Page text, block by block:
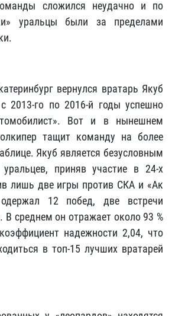
сложился неудачно и по
уральцы были за пределами
вернулся вратарь Якуб
2013-го по 2016-й годы успешно
Вот и в нынешнем
тащит команду на более
Якуб является безусловным
приняв участие в 24-х
лишь две игры против СКА и «Ак
12 побед, две встречи
В среднем он отражает около 93 %
надежности 2,04, что
в топ-15 лучших вратарей